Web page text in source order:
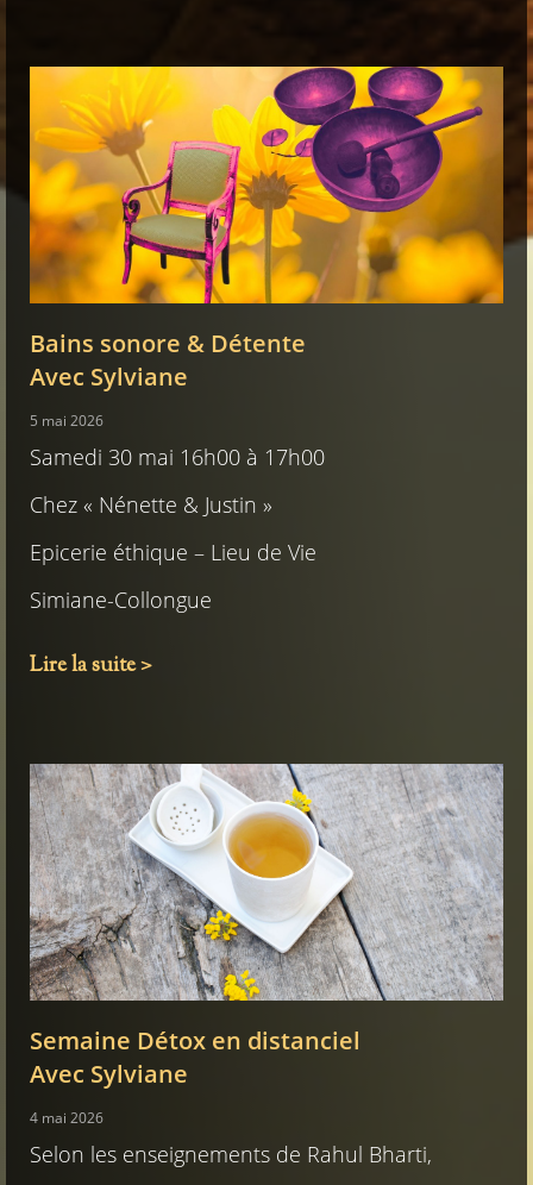
Bains sonore & Détente
Avec Sylviane
5 mai 2026
Samedi 30 mai 16h00 à 17h00
Chez « Nénette & Justin »
Epicerie éthique – Lieu de Vie
Simiane-Collongue
Lire la suite >
Semaine Détox en distanciel
Avec Sylviane
4 mai 2026
Selon les enseignements de Rahul Bharti,